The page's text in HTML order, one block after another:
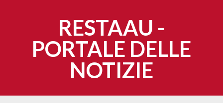
RESTAAU -
PORTALE DELLE
NOTIZIE